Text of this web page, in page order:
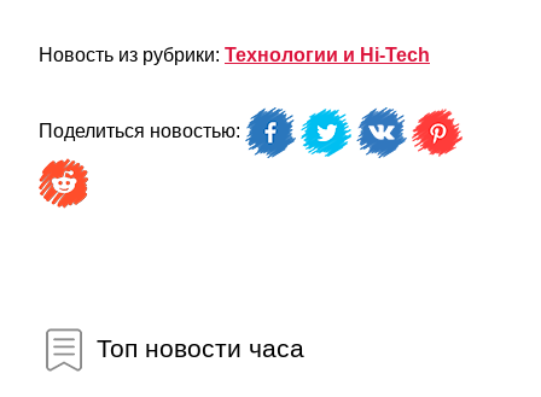
Новость из рубрики: Технологии и Hi-Tech
Поделиться новостью:
Топ новости часа